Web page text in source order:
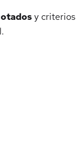
y criterios